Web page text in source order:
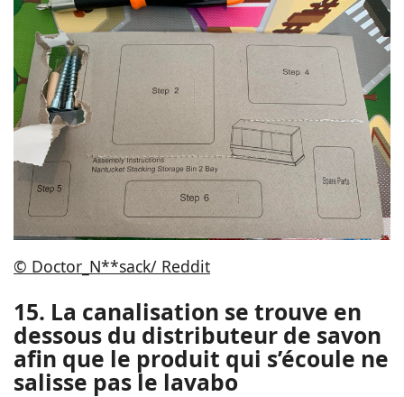
© Doctor_N**sack/ Reddit
15. La canalisation se trouve en
dessous du distributeur de savon
afin que le produit qui s’écoule ne
salisse pas le lavabo